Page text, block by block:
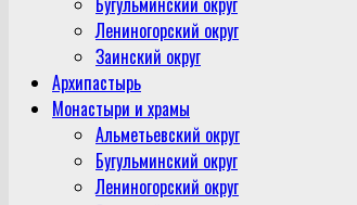
Лениногорский округ
Заинский округ
Архипастырь
Монастыри и храмы
Альметьевский округ
Бугульминский округ
Лениногорский округ